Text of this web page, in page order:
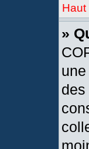
Haut
»